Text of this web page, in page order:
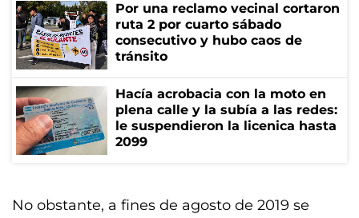
Por una reclamo vecinal cortaron
ruta 2 por cuarto sábado
consecutivo y hubo caos de
tránsito
Hacía acrobacia con la moto en
plena calle y la subía a las redes:
le suspendieron la licenica hasta
2099
No obstante, a fines de agosto de 2019 se